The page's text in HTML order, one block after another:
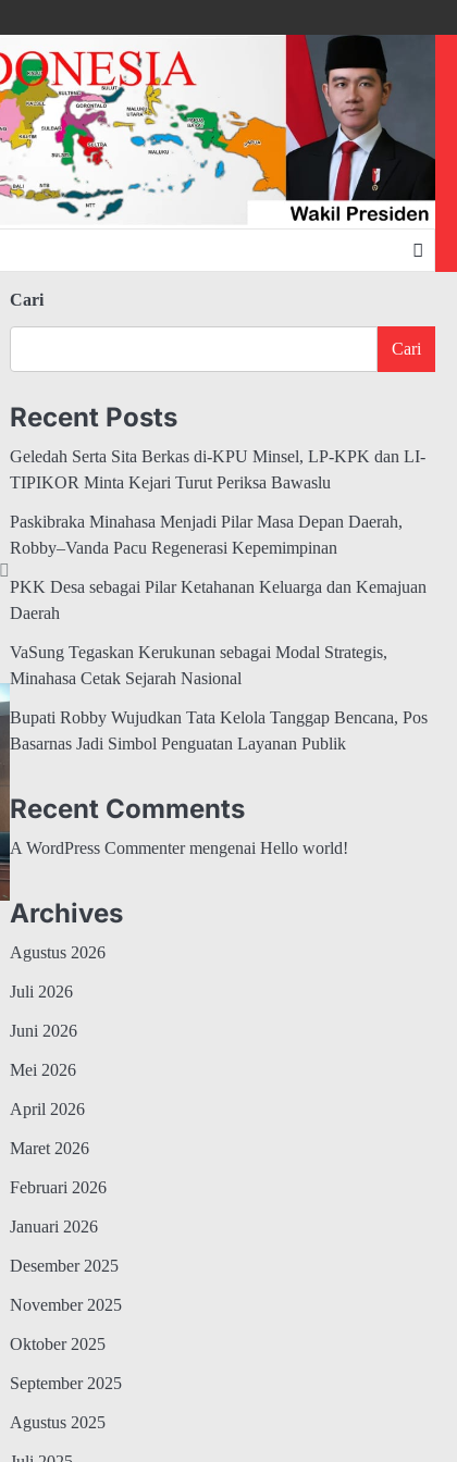
Cari
Cari
Recent Posts
Geledah Serta Sita Berkas di-KPU Minsel, LP-KPK dan LI-
TIPIKOR Minta Kejari Turut Periksa Bawaslu
Paskibraka Minahasa Menjadi Pilar Masa Depan Daerah,
Robby–Vanda Pacu Regenerasi Kepemimpinan
PKK Desa sebagai Pilar Ketahanan Keluarga dan Kemajuan
Daerah
VaSung Tegaskan Kerukunan sebagai Modal Strategis,
Minahasa Cetak Sejarah Nasional
Bupati Robby Wujudkan Tata Kelola Tanggap Bencana, Pos
Basarnas Jadi Simbol Penguatan Layanan Publik
Recent Comments
A WordPress Commentermengenai Hello world!
Archives
Agustus 2026
Juli 2026
Juni 2026
Mei 2026
April 2026
Maret 2026
Februari 2026
Januari 2026
Desember 2025
November 2025
Oktober 2025
September 2025
Agustus 2025